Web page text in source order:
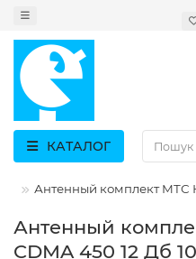
КАТАЛОГ
Антенный комплект МТС
Антенный
CDMA 450 12 Дб